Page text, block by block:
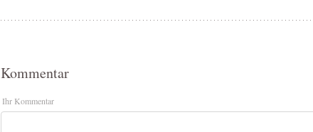
Kommentar
Ihr Kommentar